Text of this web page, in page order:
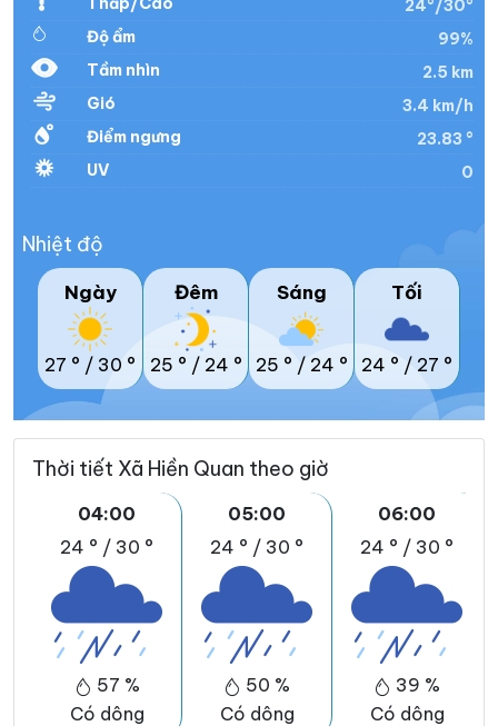
24°/30°
Độ ẩm
99%
Tầm nhìn
2.5 km
Gió
3.4 km/h
Điểm ngưng
23.83 °
UV
0
Nhiệt độ
Ngày
27 ° / 30 °
Đêm
25 ° / 24 °
Sáng
25 ° / 24 °
Tối
24 ° / 27 °
Thời tiết Xã Hiền Quan theo giờ
04:00
24 ° / 30 °
57 %
Có dông
05:00
24 ° / 30 °
50 %
Có dông
06:00
24 ° / 30 °
39 %
Có dông